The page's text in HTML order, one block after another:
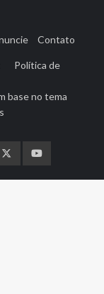
Contato
Política de
base no tema